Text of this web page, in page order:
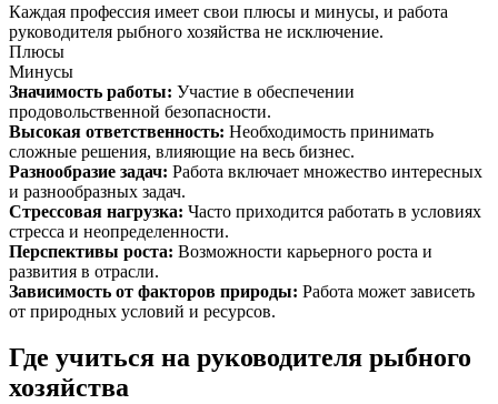
Каждая профессия имеет свои плюсы и минусы, и работа
руководителя рыбного хозяйства не исключение.
Плюсы
Минусы
Значимость работы: Участие в обеспечении
продовольственной безопасности.
Высокая ответственность: Необходимость принимать
сложные решения, влияющие на весь бизнес.
Разнообразие задач: Работа включает множество интересных
и разнообразных задач.
Стрессовая нагрузка: Часто приходится работать в условиях
стресса и неопределенности.
Перспективы роста: Возможности карьерного роста и
развития в отрасли.
Зависимость от факторов природы: Работа может зависеть
от природных условий и ресурсов.
Где учиться на руководителя рыбного
хозяйства